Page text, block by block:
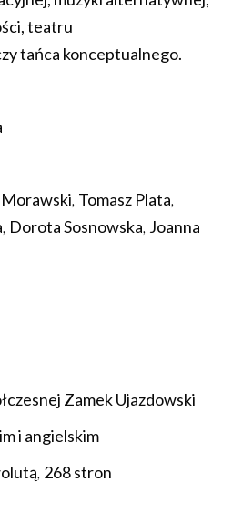
teatru
tańca konceptualnego.
, Tomasz Plata,
, Dorota Sosnowska, Joanna
Zamek Ujazdowski
i angielskim
, 268 stron